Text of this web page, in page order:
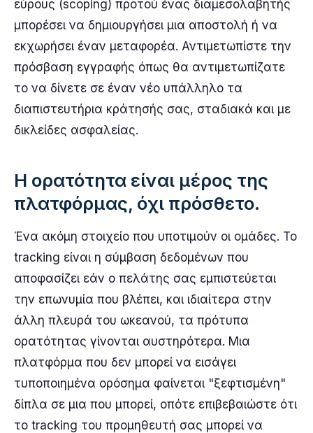
εύρους (scoping) προτού ένας διαμεσολαβητής
μπορέσει να δημιουργήσει μια αποστολή ή να
εκχωρήσει έναν μεταφορέα. Αντιμετωπίστε την
πρόσβαση εγγραφής όπως θα αντιμετωπίζατε
το να δίνετε σε έναν νέο υπάλληλο τα
διαπιστευτήρια κράτησής σας, σταδιακά και με
δικλείδες ασφαλείας.
Η ορατότητα είναι μέρος της
πλατφόρμας, όχι πρόσθετο.
Ένα ακόμη στοιχείο που υποτιμούν οι ομάδες. Το
tracking είναι η σύμβαση δεδομένων που
αποφασίζει εάν ο πελάτης σας εμπιστεύεται
την επωνυμία που βλέπει, και ιδιαίτερα στην
άλλη πλευρά του ωκεανού, τα πρότυπα
ορατότητας γίνονται αυστηρότερα. Μια
πλατφόρμα που δεν μπορεί να εισάγει
τυποποιημένα ορόσημα φαίνεται "ξεφτισμένη"
δίπλα σε μια που μπορεί, οπότε επιβεβαιώστε ότι
το tracking του προμηθευτή σας μπορεί να